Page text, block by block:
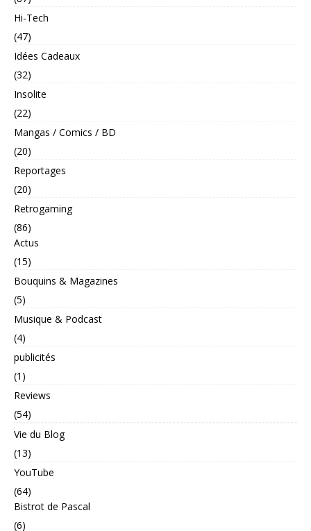
Hi-Tech
(47)
Idées Cadeaux
(32)
Insolite
(22)
Mangas / Comics / BD
(20)
Reportages
(20)
Retrogaming
(86)
Actus
(15)
Bouquins & Magazines
(5)
Musique & Podcast
(4)
publicités
(1)
Reviews
(54)
Vie du Blog
(13)
YouTube
(64)
Bistrot de Pascal
(6)